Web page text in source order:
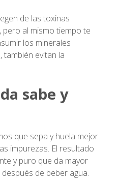
de las toxinas
pero al mismo tiempo te
los minerales
también evitan la
sabe y
que sepa y huela mejor
impurezas. El resultado
y puro que da mayor
de beber agua.